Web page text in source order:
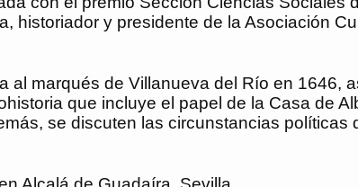
y presidente de la Asociación
al marqués de Villanueva del Río en 1646,
que incluye el papel de la Casa de
se discuten las circunstancias políticas